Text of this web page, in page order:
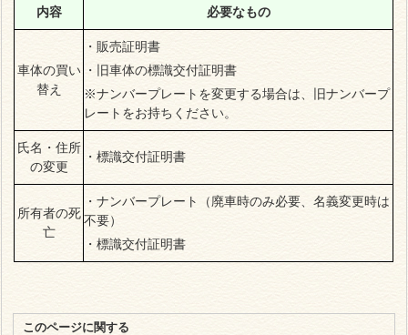
内容 必要なもの
車体の買い
替え
・販売証明書
・旧車体の標識交付証明書
※ナンバープレートを変更する場合は、旧ナンバープ
レートをお持ちください。
氏名・住所
の変更
・標識交付証明書
所有者の死
亡
・ナンバープレート（廃車時のみ必要、名義変更時は
不要）
・標識交付証明書
このページに関する